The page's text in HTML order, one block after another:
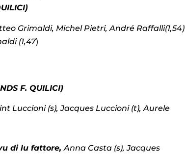
Grimaldi, Michel Pietri, André Raffalli(1,54)
(1,47)
F. QUILICI)
Luccioni (s), Jacques Luccioni (t), Aurele
di lu fattore,Anna Casta (s), Jacques